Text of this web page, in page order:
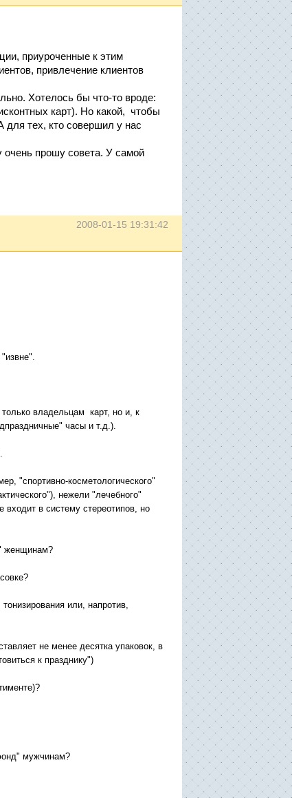
приуроченные к этим
привлечение клиентов
Хотелось бы что-то вроде:
карт). Но какой, чтобы
для тех, кто совершил у нас
очень прошу совета. У самой
2008-01-15 19:31:42
владельцам карт, но и, к
часы и т.д.).
"спортивно-косметологического"
нежели "лечебного"
входит в систему стереотипов, но
женщинам?
или, напротив,
не менее десятка упаковок, в
к празднику")
мужчинам?